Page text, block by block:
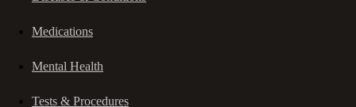
Medications
Mental Health
Tests & Procedures